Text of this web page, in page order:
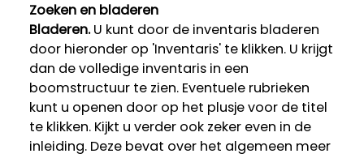
Zoeken en bladeren
Bladeren.U kunt door de inventaris bladeren
door hieronder op 'Inventaris' te klikken. U krijgt
dan de volledige inventaris in een
boomstructuur te zien. Eventuele rubrieken
kunt u openen door op het plusje voor de titel
te klikken. Kijkt u verder ook zeker even in de
inleiding. Deze bevat over het algemeen meer